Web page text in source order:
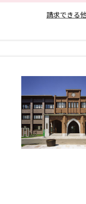
資料
請求できる